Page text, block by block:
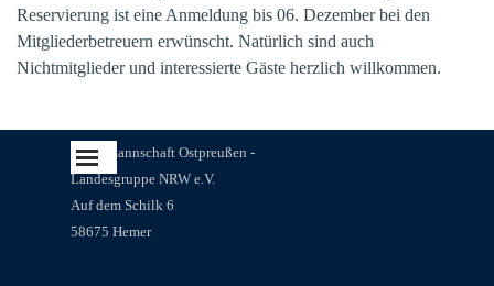
Reservierung ist eine Anmeldung bis 06. Dezember bei den
Mitgliederbetreuern erwünscht. Natürlich sind auch
Nichtmitglieder und interessierte Gäste herzlich willkommen.
Landsmannschaft Ostpreußen -
Landesgruppe NRW e.V.
Auf dem Schilk 6
58675 Hemer
Menü überspringen